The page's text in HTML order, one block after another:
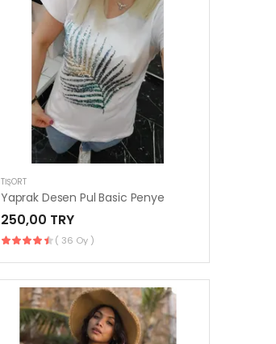
TIŞÖRT
Yaprak Desen Pul Basic Penye
250,00 TRY
( 36 Oy )